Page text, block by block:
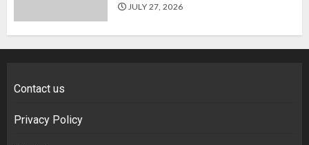
JULY 27, 2026
Contact us
Privacy Policy